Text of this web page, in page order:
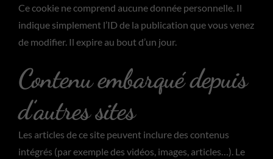
Ce cookie ne comprend aucune donnée personnelle. Il
indique simplement l’ID de la publication que vous venez
de modifier. Il expire au bout d’un jour.
Contenu embarqué depuis
d’autres sites
Les articles de ce site peuvent inclure des contenus
intégrés (par exemple des vidéos, images, articles…). Le